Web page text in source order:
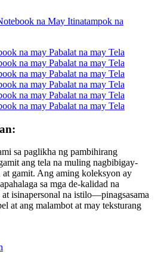
sa paglikha ng pambihirang
ang tela na muling nagbibigay-
at gamit. Ang aming koleksyon ay
sa mga de-kalidad na
isinapersonal na istilo—pinagsasama
at ang malambot at may teksturang